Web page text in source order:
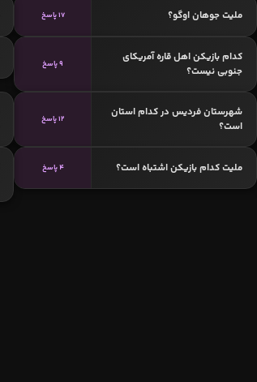
ملیت جوهان اوگو؟ 17 پاسخ
کدام بازیکن اهل قاره آمریکای
جنوبی نیست؟
9 پاسخ
شهرستان فردیس در کدام استان
است؟
12 پاسخ
ملیت کدام بازیکن اشتباه است؟ 4 پاسخ